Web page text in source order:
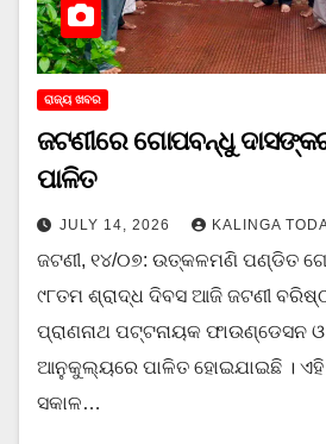
ରାଜ୍ୟ ଖବର
ଜଟଣୀରେ ଗୋପବନ୍ଧୁ
ପାଳିତ
JULY 14, 2026 KALINGA
ଜଟଣୀ, ୧୪/୦୭: ଉତ୍କଳମଣି ପଣ୍ଡିତ
୯୮ତମ ଶ୍ରାଦ୍ଧ ଦିବସ ଆଜି ଜଟଣୀ ବରିଷ୍ଠ
ପ୍ରାଣନାଥ ପଟ୍ଟନାୟକ ଫାଉଣ୍ଡେସନ
ଆନୁକୁଲ୍ୟରେ ପାଳିତ ହୋଇଯାଇଛି ।
ସକାଳ…